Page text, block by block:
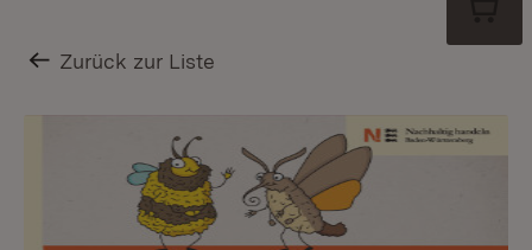
Zurück zur Liste